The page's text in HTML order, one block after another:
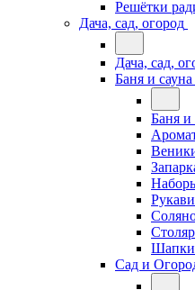
Решётки
Дача, сад, огород
Дача, сад,
Баня и сауна
Баня и
Шапки
Сад и